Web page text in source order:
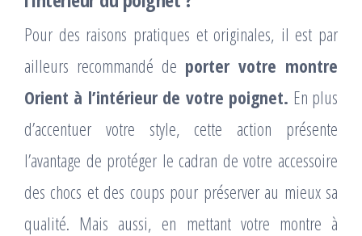
Pour des raisons pratiques et originales, il est par
ailleurs recommandé de porter votre montre
Orient à l’intérieur de votre poignet. En plus
d’accentuer votre style, cette action présente
l’avantage de protéger le cadran de votre accessoire
des chocs et des coups pour préserver au mieux sa
qualité. Mais aussi, en mettant votre montre à